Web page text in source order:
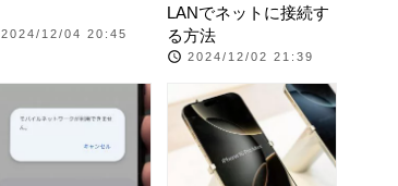
2024/12/04 20:45
LANでネットに接続す
る方法
2024/12/02 21:39